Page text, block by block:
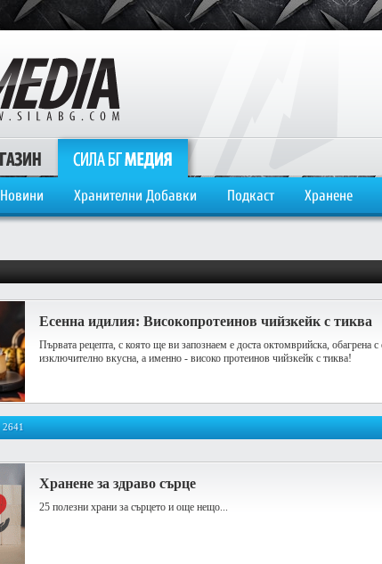
Новини Хранителни Добавки Подкаст Хранене
Есенна идилия: Високопротеинов чийзкейк с тиква
Първата рецепта, с която ще ви запознаем е доста октомврийска, обагрена с
изключително вкусна, а именно - високо протеинов чийзкейк с тиква!
2641
Хранене за здраво сърце
25 полезни храни за сърцето и още нещо...